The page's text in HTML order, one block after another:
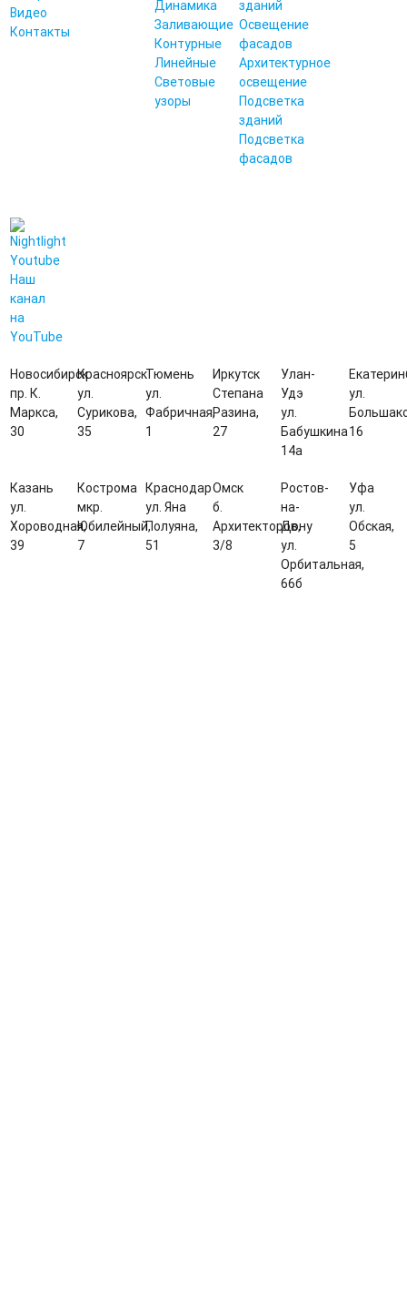
Видео
Контакты
Динамика
Заливающие
Контурные
Линейные
Световые
узоры
зданий
Освещение
фасадов
Архитектурное
освещение
Подсветка
зданий
Подсветка
фасадов
Наш
канал
на
YouTube
Новосибирск
пр. К.
Маркса,
30
Красноярск
ул.
Сурикова,
35
Тюмень
ул.
Фабричная,
1
Иркутск
Степана
Разина,
27
Улан-
Удэ
ул.
Бабушкина
14а
ул.
16
Казань
ул.
Хороводная,
39
Кострома
мкр.
Юбилейный,
7
Краснодар
ул. Яна
Полуяна,
51
Омск
б.
Архитекторов,
3/8
Ростов-
на-
Дону
ул.
Орбитальная,
66б
Уфа
ул.
Обская,
5